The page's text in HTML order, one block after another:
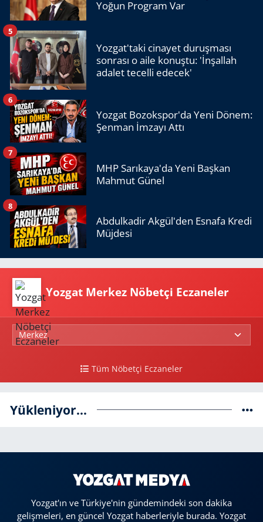
Yoğun Program Var
Yozgat'taki cinayet duruşması
sonrası o aile konuştu: 'İnşallah
adalet tecelli edecek'
5
Yozgat Bozokspor'da Yeni Dönem:
Şenman İmzayı Attı
6
MHP Sarıkaya'da Yeni Başkan
Mahmut Günel
7
Abdulkadir Akgül'den Esnafa Kredi
Müjdesi
8
Yozgat Merkez Nöbetçi Eczaneler
Tüm Nöbetçi Eczaneler
Yükleniyor...
Yozgat'ın ve Türkiye'nin gündemindeki son dakika
gelişmeleri, en güncel Yozgat haberleriyle burada. Yozgat